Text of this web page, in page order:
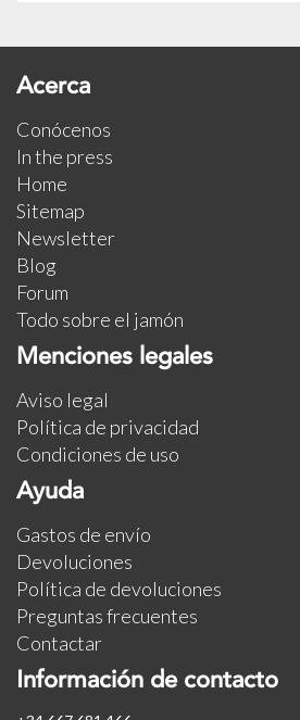
Acerca
Conócenos
In the press
Home
Sitemap
Newsletter
Blog
Forum
Todo sobre el jamón
Menciones legales
Aviso legal
Política de privacidad
Condiciones de uso
Ayuda
Gastos de envío
Devoluciones
Política de devoluciones
Preguntas frecuentes
Contactar
Información de contacto